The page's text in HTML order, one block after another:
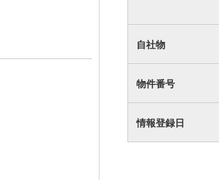
自社物
物件番号
情報登録日